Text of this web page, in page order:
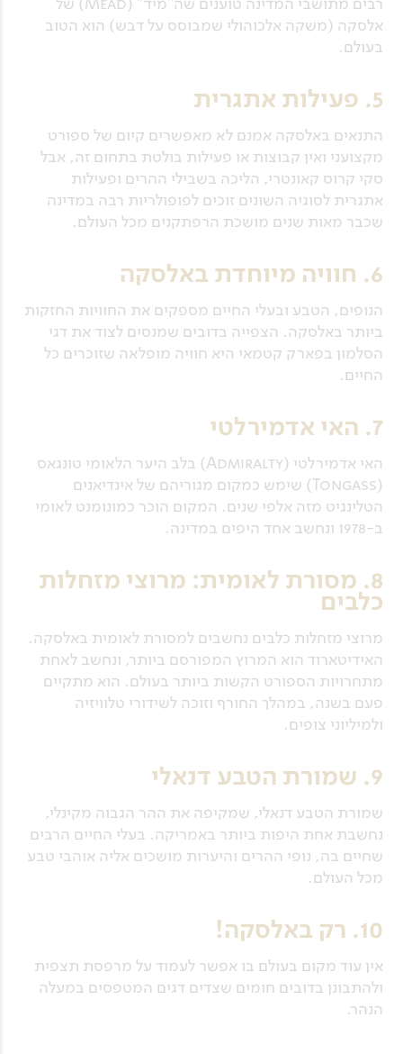
אלסקה (משקה אלכוהולי שמבוסס על דבש) הוא הטוב
בעולם.
5. פעילות אתגרית
התנאים באלסקה אמנם לא מאפשרים קיום של ספורט
מקצועני ואין קבוצות או פעילות בולטת בתחום זה, אבל
סקי קרוס קאונטרי, הליכה בשבילי ההרים ופעילות
אתגרית לסוגיה השונים זוכים לפופולריות רבה במדינה
שכבר מאות שנים מושכת הרפתקנים מכל העולם.
6. חוויה מיוחדת באלסקה
הנופים, הטבע ובעלי החיים מספקים את החוויות החזקות
ביותר באלסקה. הצפייה בדובים שמנסים לצוד את דגי
הסלמון בפארק קטמאי היא חוויה מופלאה שזוכרים כל
החיים.
7. האי אדמירלטי
האי אדמירלטי (Admiralty) בלב היער הלאומי טונגאס
(Tongass) שימש כמקום מגוריהם של אינדיאנים
הטלינגיט מזה אלפי שנים. המקום הוכר כמונומנט לאומי
ב-1978 ונחשב אחד היפים במדינה.
8. מסורת לאומית: מרוצי מזחלות
כלבים
מרוצי מזחלות כלבים נחשבים למסורת לאומית באלסקה.
האידיטארוד הוא המרוץ המפורסם ביותר, ונחשב לאחת
מתחרויות הספורט הקשות ביותר בעולם. הוא מתקיים
פעם בשנה, במהלך החורף וזוכה לשידורי טלוויזיה
ולמיליוני צופים.
9. שמורת הטבע דנאלי
שמורת הטבע דנאלי, שמקיפה את ההר הגבוה מקינלי,
נחשבת אחת היפות ביותר באמריקה. בעלי החיים הרבים
שחיים בה, נופי ההרים והיערות מושכים אליה אוהבי טבע
מכל העולם.
10. רק באלסקה!
אין עוד מקום בעולם בו אפשר לעמוד על מרפסת תצפית
ולהתבונן בדובים חומים שצדים דגים המטפסים במעלה
הנהר.